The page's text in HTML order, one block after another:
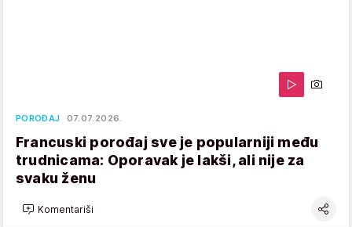
POROĐAJ 07.07.2026.
Francuski porođaj sve je popularniji među
trudnicama: Oporavak je lakši, ali nije za
svaku ženu
Komentariši